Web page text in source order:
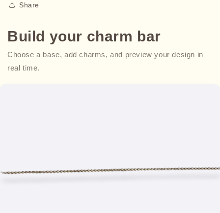
Share
Build your charm bar
Choose a base, add charms, and preview your design in
real time.